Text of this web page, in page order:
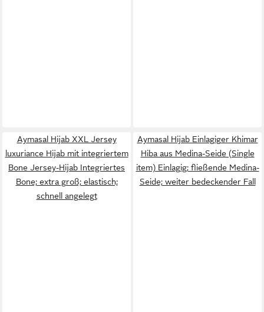
Aymasal Hijab XXL Jersey
luxuriance Hijab mit integriertem
Bone Jersey-Hijab Integriertes
Bone; extra groß; elastisch;
schnell angelegt
Aymasal Hijab Einlagiger Khimar
Hiba aus Medina-Seide (Single
item) Einlagig; fließende Medina-
Seide; weiter bedeckender Fall